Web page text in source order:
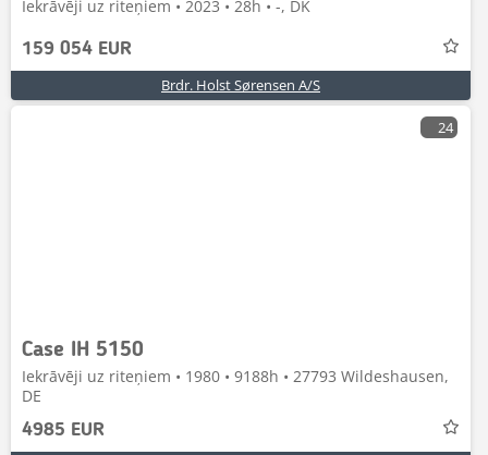
Iekrāvēji uz riteņiem • 2023 • 28h • -, DK
159 054 EUR
Brdr. Holst Sørensen A/S
24
Case IH 5150
Iekrāvēji uz riteņiem • 1980 • 9188h • 27793 Wildeshausen,
DE
4985 EUR